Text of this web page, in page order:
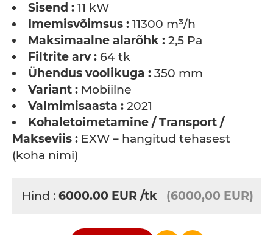
Sisend : 11 kW
Imemisvõimsus : 11300 m³/h
Maksimaalne alarõhk : 2,5 Pa
Filtrite arv : 64 tk
Ühendus voolikuga : 350 mm
Variant : Mobiilne
Valmimisaasta : 2021
Kohaletoimetamine / Transport /
Makseviis : EXW – hangitud tehasest
(koha nimi)
Hind : 6000.00 EUR /tk (6000,00 EUR)